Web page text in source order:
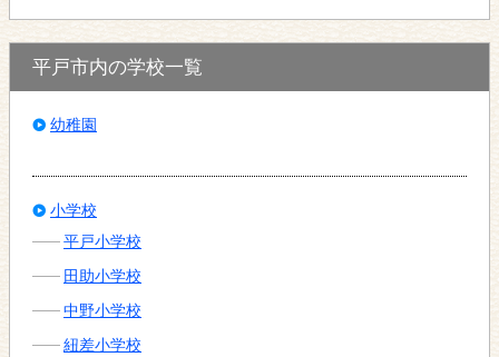
平戸市内の学校一覧
幼稚園
小学校
平戸小学校
田助小学校
中野小学校
紐差小学校